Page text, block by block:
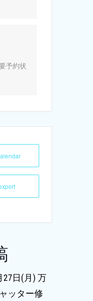
予約状
27日(月) 万
ッター修